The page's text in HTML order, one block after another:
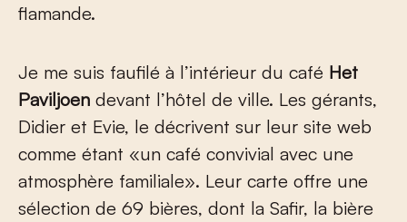
flamande.
Je me suis faufilé à l’intérieur du café Het
Paviljoen devant l’hôtel de ville. Les gérants,
Didier et Evie, le décrivent sur leur site web
comme étant «un café convivial avec une
atmosphère familiale». Leur carte offre une
sélection de 69 bières, dont la Safir, la bière